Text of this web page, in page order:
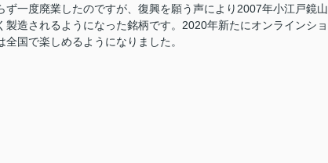
ず一度廃業したのですが、復興を願う声により2007年小江戸鏡山
製造されるようになった銘柄です。2020年新たにオンラインショ
国で楽しめるようになりました。